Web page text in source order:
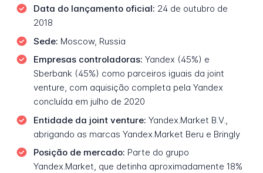
Data do lançamento oficial: 24 de outubro de
2018
Sede: Moscow, Russia
Empresas controladoras: Yandex (45%) e
Sberbank (45%) como parceiros iguais da joint
venture, com aquisição completa pela Yandex
concluída em julho de 2020
Entidade da joint venture: Yandex.Market B.V.,
abrigando as marcas Yandex.Market Beru e Bringly
Posição de mercado: Parte do grupo
Yandex.Market, que detinha aproximadamente 18%